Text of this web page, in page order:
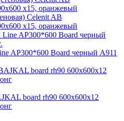
Celenit AB
x15, оранжевый
AP300*600 Board черный А911
board rh90 600x600x12